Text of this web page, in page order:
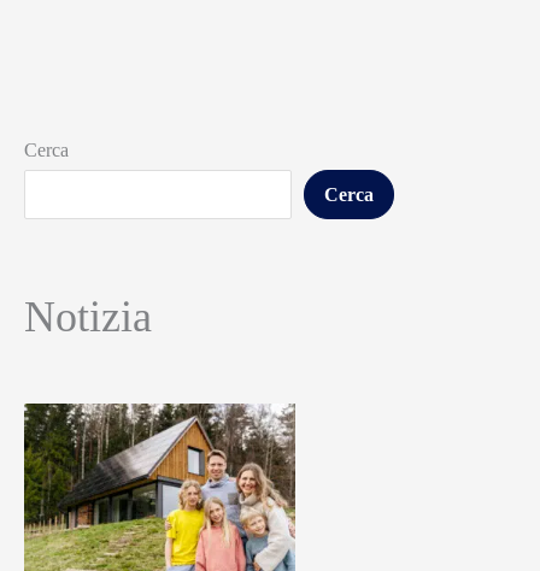
Cerca
Cerca
Notizia